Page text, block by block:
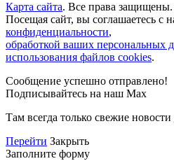
Карта сайта. Все права защищены.
Посещая сайт, вы соглашаетесь с
конфиденциальности,
обработкой ваших персональных
использования файлов cookies.
Сообщение успешно отправлено!
Подписывайтесь на наш Max
Там всегда только свежие
Перейти Закрыть
Заполните форму